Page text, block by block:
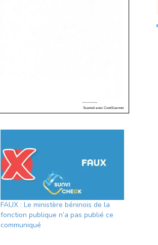
FAUX : Le ministère béninois de la
fonction publique n’a pas publié ce
communiqué